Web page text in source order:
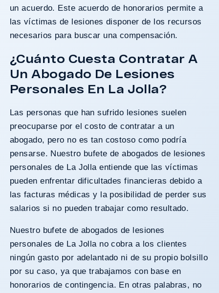
un acuerdo. Este acuerdo de honorarios permite a
las víctimas de lesiones disponer de los recursos
necesarios para buscar una compensación.
¿Cuánto Cuesta Contratar A
Un Abogado De Lesiones
Personales En La Jolla?
Las personas que han sufrido lesiones suelen
preocuparse por el costo de contratar a un
abogado, pero no es tan costoso como podría
pensarse. Nuestro bufete de abogados de lesiones
personales de La Jolla entiende que las víctimas
pueden enfrentar dificultades financieras debido a
las facturas médicas y la posibilidad de perder sus
salarios si no pueden trabajar como resultado.
Nuestro bufete de abogados de lesiones
personales de La Jolla no cobra a los clientes
ningún gasto por adelantado ni de su propio bolsillo
por su caso, ya que trabajamos con base en
honorarios de contingencia. En otras palabras, no